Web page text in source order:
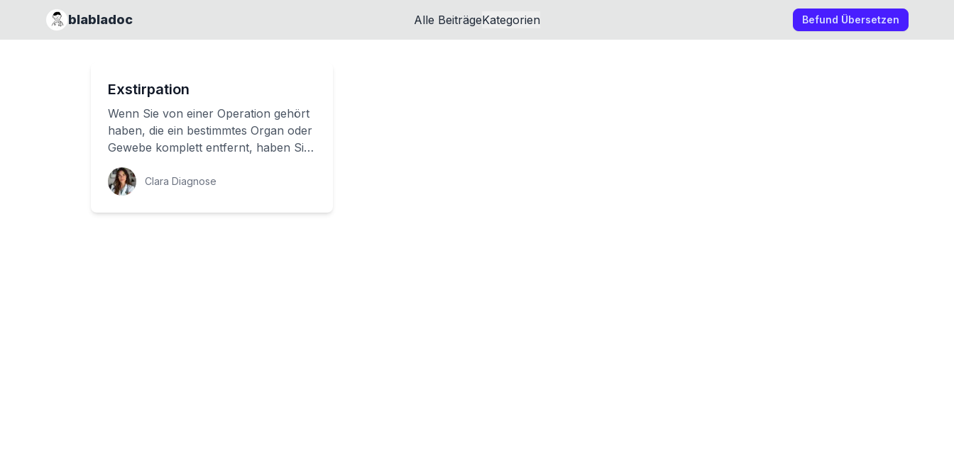
blabladoc Alle BeiträgeKategorien Befund Übersetzen
Exstirpation
Wenn Sie von einer Operation gehört
haben, die ein bestimmtes Organ oder
Gewebe komplett entfernt, haben Sie
wahrscheinlich von einer Exstirpation
ges...
Clara Diagnose